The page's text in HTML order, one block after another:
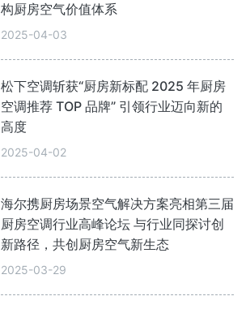
构厨房空气价值体系
2025-04-03
松下空调斩获“厨房新标配 2025 年厨房
空调推荐 TOP 品牌” 引领行业迈向新的
高度
2025-04-02
海尔携厨房场景空气解决方案亮相第三届
厨房空调行业高峰论坛 与行业同探讨创
新路径，共创厨房空气新生态
2025-03-29